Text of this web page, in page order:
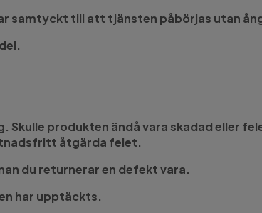
samtyckt till att tjänsten påbörjas utan
Skulle produkten ändå vara skadad eller
åtgärda felet.
du returnerar en defekt vara.
har upptäckts.